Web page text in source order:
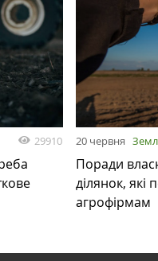
29910 20 червня
Поради
ділянок, які
агрофірмам